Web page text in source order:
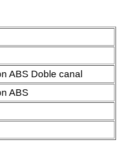
ABS Doble canal
ABS